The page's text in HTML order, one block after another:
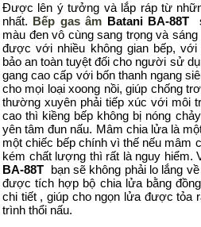
Được lên ý tưởng và lắp ráptừ
nhất. Bếp gas âm Batani BA-88T
màu đenvô cùng sang trọng và sáng
đượcvới nhiều không gian bếp,
bảo an toàn tuyệt đối cho người sử
gang cao cấp với bốn thanh ngang
cho mọi loại xoong nồi, giúp chống
thường xuyên phải tiếp xúc với môi
cao thì kiềng bếp không bị nóng
yên tâm đun nấu. Mâm chia lửa là
một chiếc bếp chính vì thế nếu mâm
kém chất lượng thì rất là nguy hiểm.
BA-88T bạn sẽ không phải lo lắng
được tích hợp bộ chia lửa bằng
chi tiết , giúp cho ngọn lửa được tỏa
trình thổi nấu.